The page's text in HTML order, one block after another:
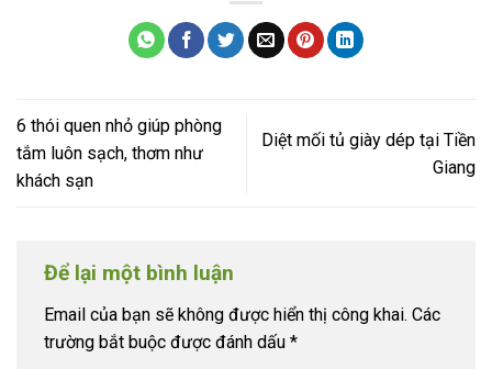
6 thói quen nhỏ giúp phòng
tắm luôn sạch, thơm như
khách sạn
Diệt mối tủ giày dép tại Tiền
Giang
Để lại một bình luận
Email của bạn sẽ không được hiển thị công khai. Các
trường bắt buộc được đánh dấu *